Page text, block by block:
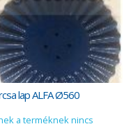
lap ALFA Ø560
a terméknek nincs